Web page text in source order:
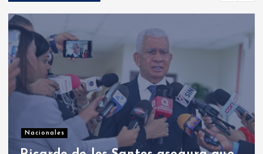
Nacionales
PRM designó